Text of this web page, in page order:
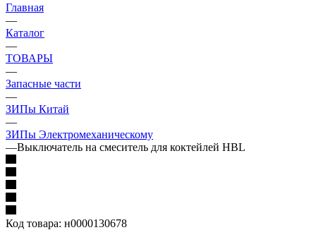
Главная
—
Каталог
—
ТОВАРЫ
—
Запасные части
—
ЗИПы Китай
—
ЗИПы Электромеханическому
—Выключатель на смеситель для коктейлей HBL
Код товара: н0000130678